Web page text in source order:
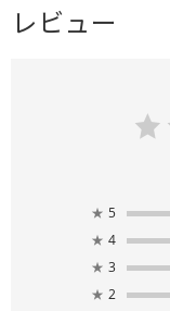
レビュー
★ 5
★ 4
★ 3
★ 2